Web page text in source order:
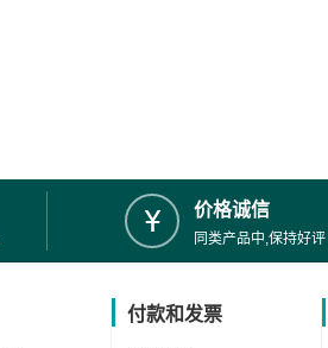
价格诚信
同类产品中,保持好评
付款和发票